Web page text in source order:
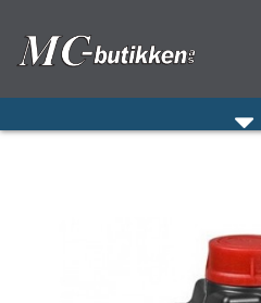
OM OSS/ÅPNINGSTIDER